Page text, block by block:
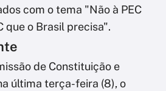
com o tema "Não à PEC
que o Brasil precisa".
de Constituição e
última terça-feira (8), o